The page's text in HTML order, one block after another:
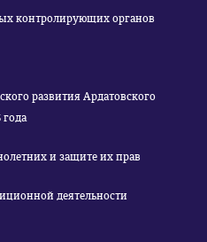
контролирующих органов
развития Ардатовского
и защите их прав
деятельности